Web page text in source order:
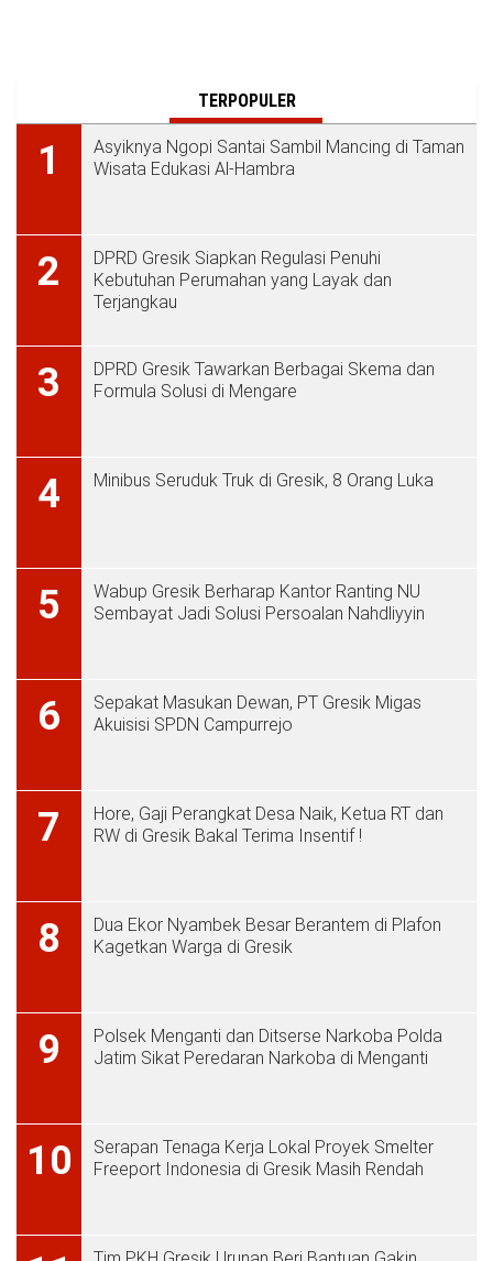
TERPOPULER
1
Asyiknya Ngopi Santai Sambil Mancing di Taman
Wisata Edukasi Al-Hambra
2
DPRD Gresik Siapkan Regulasi Penuhi
Kebutuhan Perumahan yang Layak dan
Terjangkau
3
DPRD Gresik Tawarkan Berbagai Skema dan
Formula Solusi di Mengare
4 Minibus Seruduk Truk di Gresik, 8 Orang Luka
5
Wabup Gresik Berharap Kantor Ranting NU
Sembayat Jadi Solusi Persoalan Nahdliyyin
6
Sepakat Masukan Dewan, PT Gresik Migas
Akuisisi SPDN Campurrejo
7
Hore, Gaji Perangkat Desa Naik, Ketua RT dan
RW di Gresik Bakal Terima Insentif !
8
Dua Ekor Nyambek Besar Berantem di Plafon
Kagetkan Warga di Gresik
9
Polsek Menganti dan Ditserse Narkoba Polda
Jatim Sikat Peredaran Narkoba di Menganti
10
Serapan Tenaga Kerja Lokal Proyek Smelter
Freeport Indonesia di Gresik Masih Rendah